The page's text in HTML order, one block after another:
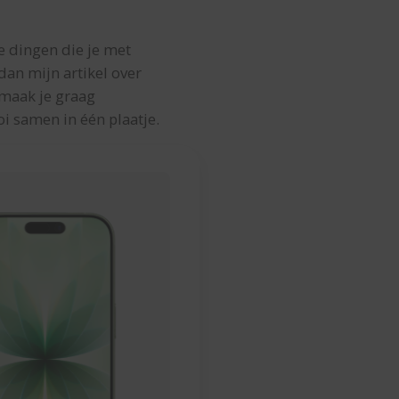
dingen die je met
mijn artikel over
je graag
samen in één plaatje.